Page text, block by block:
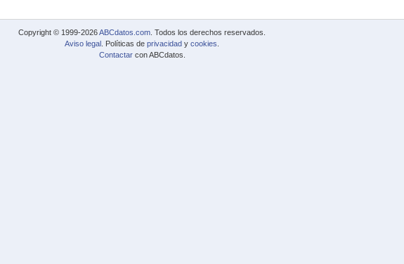
Copyright © 1999-2026ABCdatos.com . Todos los derechos reservados.
Aviso legal . Políticas de privacidad y cookies
Contactarcon ABCdatos.